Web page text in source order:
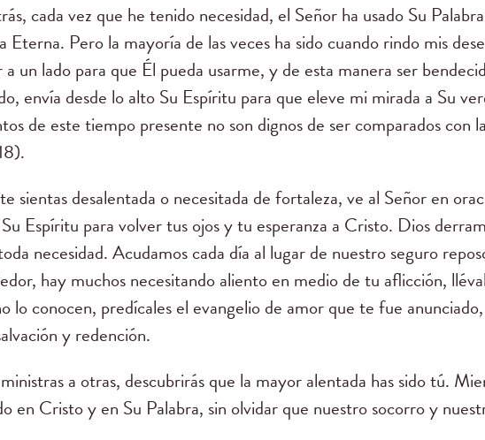
cada vez que he tenido necesidad, el Señor ha usado Su
Eterna. Pero la mayoría de las veces ha sido cuando rindo mis
a un lado para que Él pueda usarme, y de esta manera ser
envía desde lo alto Su Espíritu para que eleve mi mirada a Su
de este tiempo presente no son dignos de ser comparados con
sientas desalentada o necesitada de fortaleza, ve al Señor en
Espíritu para volver tus ojos y tu esperanza a Cristo. Dios
necesidad. Acudamos cada día al lugar de nuestro seguro
hay muchos necesitando aliento en medio de tu aflicción,
lo conocen, predícales el evangelio de amor que te fue
y redención.
a otras, descubrirás que la mayor alentada has sido tú.
en Cristo y en Su Palabra, sin olvidar que nuestro socorro y